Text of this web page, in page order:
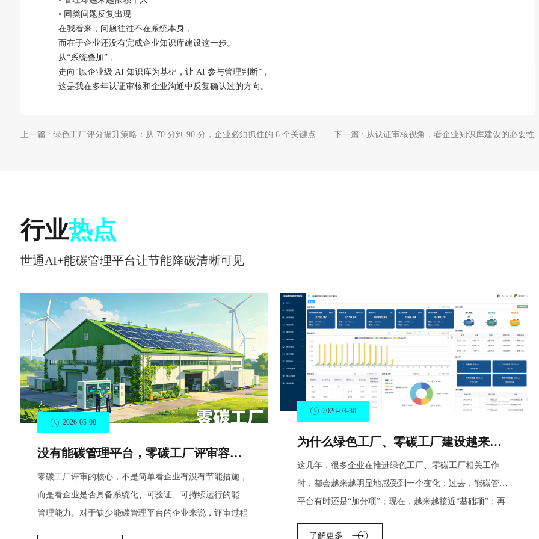
• 同类问题反复出现
在我看来，问题往往不在系统本身，
而在于企业还没有完成企业知识库建设这一步。
从“系统叠加”，
走向“以企业级 AI 知识库为基础，让 AI 参与管理判断”，
这是我在多年认证审核和企业沟通中反复确认过的方向。
上一篇 : 绿色工厂评分提升策略：从 70 分到 90 分，企业必须抓住的 6 个关键点 下一篇 : 从认证审核视角，看企业知识库建设的必要性
行业热点
世通AI+能碳管理平台让节能降碳清晰可见
2026-05-08
没有能碳管理平台，零碳工厂评审容易卡在哪里？
零碳工厂评审的核心，不是简单看企业有没有节能措施，
而是看企业是否具备系统化、可验证、可持续运行的能碳
管理能力。对于缺少能碳管理平台的企业来说，评审过程
2026-03-30
为什么绿色工厂、零碳工厂建设越来越离不开能碳管理平台？
这几年，很多企业在推进绿色工厂、零碳工厂相关工作
时，都会越来越明显地感受到一个变化：过去，能碳管理
平台有时还是“加分项”；现在，越来越接近“基础项”；再
了解更多